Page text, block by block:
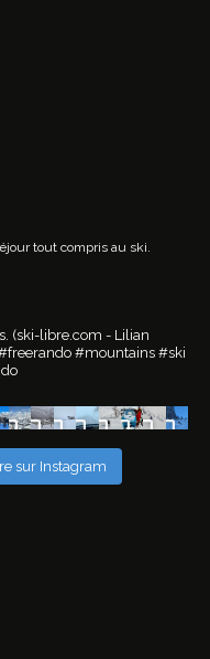
tout compris au ski.
(ski-libre.com - Lilian
#mountains #ski
sur Instagram